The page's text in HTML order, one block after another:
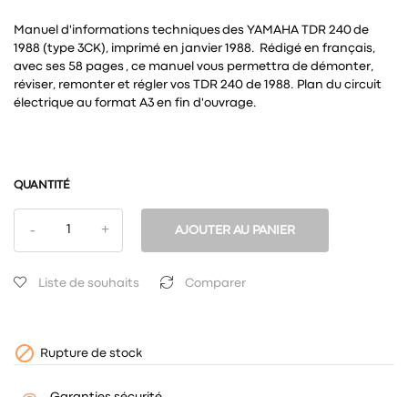
Manuel d'informations techniques des YAMAHA TDR 240 de
1988 (type 3CK), imprimé en janvier 1988. Rédigé en français,
avec ses 58 pages , ce manuel vous permettra de démonter,
réviser, remonter et régler vos TDR 240 de 1988. Plan du circuit
électrique au format A3 en fin d'ouvrage.
QUANTITÉ
AJOUTER AU PANIER
Liste de souhaits Comparer
 Rupture de stock